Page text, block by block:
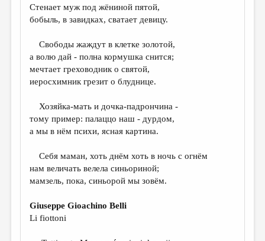
ОТДЕЛЫ И РУБРИКИ
ДАЙДЖЕСТ
ПРОИЗВЕДЕНИЯ
КОНКУРСЫ
КНИЖНАЯ ПОЛКА
ОБЗОР ЛИТЕРАТУРЫ
СТРАНИЦЫ ПАМЯТИ
ОБЪЯВЛЕНИЯ
Стенает муж под жёниной пятой,
бобыль, в завидках, сватает девицу.
Свободы жаждут в клетке золотой,
а волю дай - полна кормушка снится;
мечтает греховодник о святой,
иеросхимник грезит о блуднице.
Хозяйка-мать и дочка-падрончина -
тому пример: палаццо наш - дурдом,
а мы в нём психи, ясная картина.
Себя маман, хоть днём хоть в ночь с огнём
нам величать велела синьориной;
мамзель, пока, синьорой мы зовём.
Giuseppe Gioachino Belli
Li fiottoni